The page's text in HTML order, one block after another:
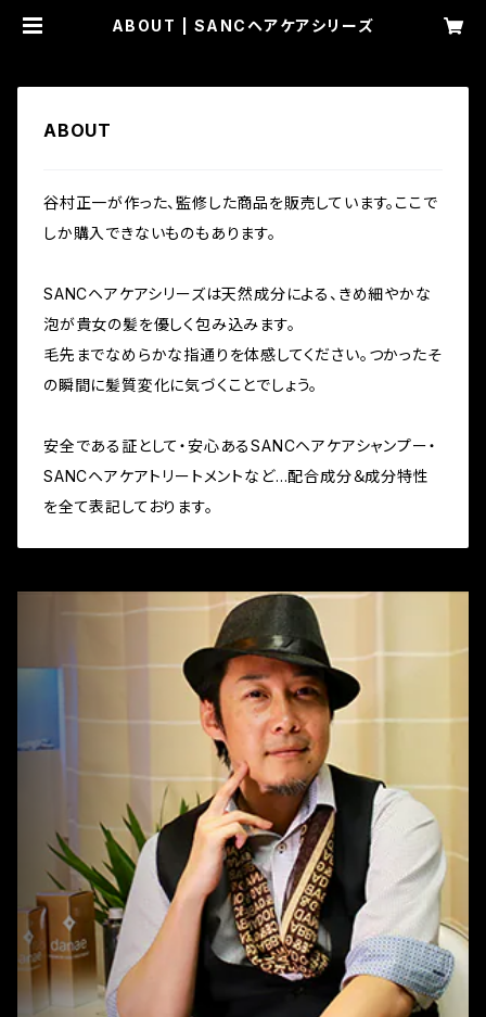
ABOUT | SANCヘアケアシリーズ
ABOUT
谷村正一が作った、監修した商品を販売しています。ここで
しか購入できないものもあります。
SANCヘアケアシリーズは天然成分による、きめ細やかな
泡が貴女の髪を優しく包み込みます。
毛先までなめらかな指通りを体感してください。つかったそ
の瞬間に髪質変化に気づくことでしょう。
安全である証として・安心あるSANCヘアケアシャンプー・
SANCヘアケアトリートメントなど…配合成分＆成分特性
を全て表記しております。